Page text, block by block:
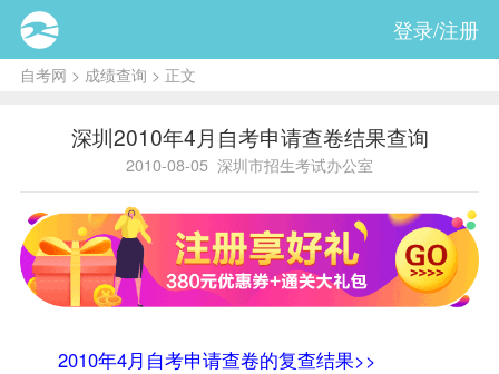
登录/注册
自考网 > 成绩查询 > 正文
深圳2010年4月自考申请查卷结果查询
2010-08-05 深圳市招生考试办公室
2010年4月自考申请查卷的复查结果>>